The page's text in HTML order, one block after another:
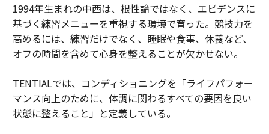
1994年生まれの中西は、根性論ではなく、エビデンスに
基づく練習メニューを重視する環境で育った。競技力を
高めるには、練習だけでなく、睡眠や食事、休養など、
オフの時間を含めて心身を整えることが欠かせない。
TENTIALでは、コンディショニングを「ライフパフォー
マンス向上のために、体調に関わるすべての要因を良い
状態に整えること」と定義している。